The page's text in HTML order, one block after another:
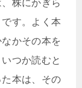
株にかぎら
す。よく本
かその本を
つか読むと
本は、その